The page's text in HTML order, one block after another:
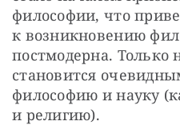
философии, что
к возникновению
постмодерна. Только
становится
философию и науку
и религию).